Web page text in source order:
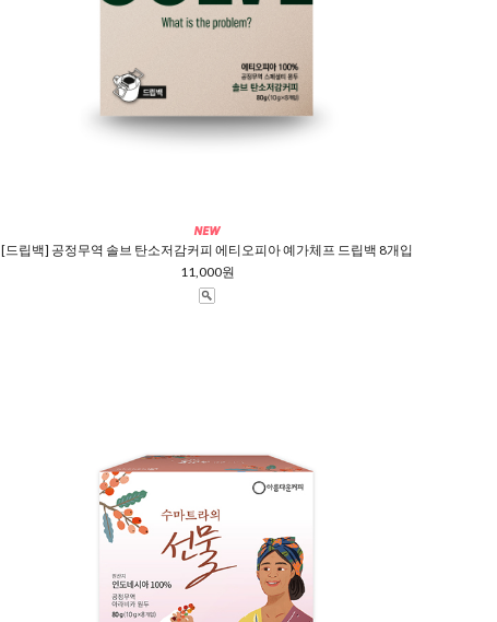
[드립백] 공정무역 솔브 탄소저감커피 에티오피아 예가체프 드립백 8개입
11,000원